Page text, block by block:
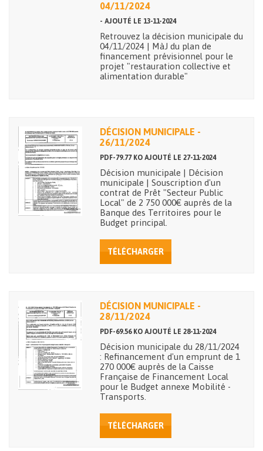
04/11/2024
- AJOUTÉ LE 13-11-2024
Retrouvez la décision municipale du
04/11/2024 | MàJ du plan de
financement prévisionnel pour le
projet "restauration collective et
alimentation durable"
DÉCISION MUNICIPALE -
26/11/2024
PDF-79.77 KO AJOUTÉ LE 27-11-2024
Décision municipale | Décision
municipale | Souscription d'un
contrat de Prêt "Secteur Public
Local" de 2 750 000€ auprès de la
Banque des Territoires pour le
Budget principal.
TÉLÉCHARGER
DÉCISION MUNICIPALE -
28/11/2024
PDF-69.56 KO AJOUTÉ LE 28-11-2024
Décision municipale du 28/11/2024
: Refinancement d'un emprunt de 1
270 000€ auprès de la Caisse
Française de Financement Local
pour le Budget annexe Mobilité -
Transports.
TÉLÉCHARGER